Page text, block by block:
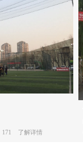
恒通国际创新园园区
速和酒仙桥北路，区位...
171 了解详情